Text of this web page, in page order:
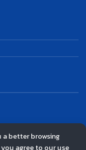
a better browsing
agree to our use